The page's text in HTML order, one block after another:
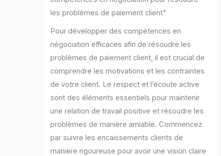
les problèmes de paiement client"
Pour développer des compétences en
négociation efficaces afin de résoudre les
problèmes de paiement client, il est crucial de
comprendre les motivations et les contraintes
de votre client. Le respect et l’écoute active
sont des éléments essentiels pour maintenir
une relation de travail positive et résoudre les
problèmes de manière amiable. Commencez
par suivre les encaissements clients de
manière rigoureuse pour avoir une vision claire